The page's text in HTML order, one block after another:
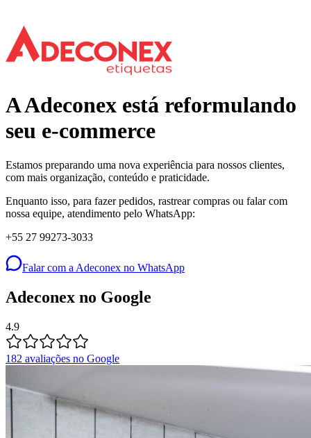
A Adeconex está reformulando
seu e-commerce
Estamos preparando uma nova experiência para nossos clientes,
com mais organização, conteúdo e praticidade.
Enquanto isso, para fazer pedidos, rastrear compras ou falar com
nossa equipe, atendimento pelo WhatsApp:
+55 27 99273-3033
Falar com a Adeconex no WhatsApp
Adeconex no Google
4.9
182 avaliações no Google